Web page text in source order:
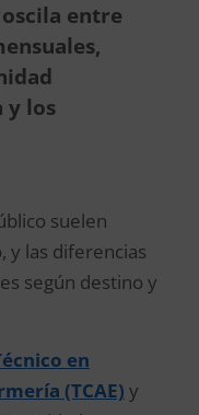
entre
y los
suelen
y las diferencias
según destino y
en
(TCAE) y